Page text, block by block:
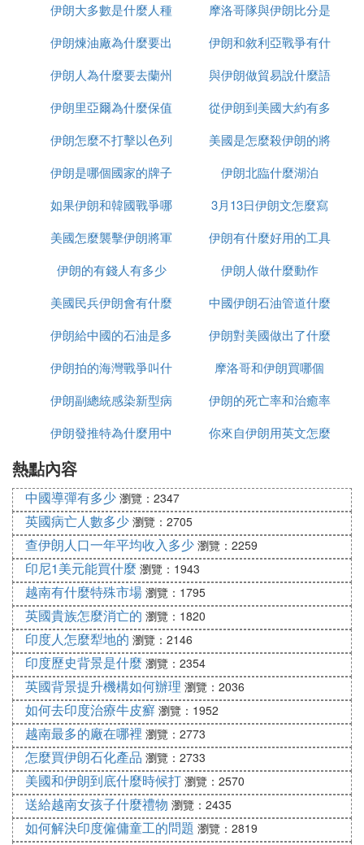
女性遊客：在伊朗，女性遊客必須遵守伊斯蘭穿
著規定，需佩戴頭巾遮住頭發，並穿著長袖衫、
長褲子或長裙，以遮蓋除面部以外的身體部位。
即使在炎熱的天氣里，也不能露出其他肌膚。
短褲或半袖上衣，以免被視為不妥。
二、行為舉止
避免左手遞物：伊朗人忌諱用左手遞交物品，認
為左手是不潔之手。
注意個人衛生：不要隨地吐痰，這在伊朗被認為
是非常沒有修養的行為，甚至可能引發誤會。
於親密的接觸或眼神交流，以免引起不必要的麻
煩。
三、物品攜帶
時若被查出攜帶酒類，將面臨沒收或更嚴厲的處
罰。
保管好個人財物，尤其是護照等重要證件。
四、社交禮儀
避免談論宗教和政治：除非工作需要，否則盡量
避免涉及宗教和政治話題，以免引起不必要的麻
煩。
尊重當地習俗：進入教堂或清真寺時，必須遵守
相關規定，如戴上頭罩等。
五、安全建議
結伴而行：在遠離大城市的地方，建議遊客結伴
而行，以確保安全。
乘坐公共交通注意事項：乘坐公共汽車時，應與
女性坐在一起，或與男友一起坐在靠窗位置。
六、文化體驗
參觀博物館：伊朗的博物館如珍寶博物館等，是
了解伊朗文化和歷史的好去處，遊客應抓住機會
參觀。
欣賞自然風光：如伊斯法罕的三十三孔橋等景
點，是伊朗旅遊的亮點之一，遊客不應錯過。
伊朗大多數是什麼人種
摩洛哥隊與伊朗比分是
多少
伊朗煉油廠為什麼要出
售
伊朗和敘利亞戰爭有什
麼區別
伊朗人為什麼要去蘭州
與伊朗做貿易說什麼語
種
伊朗里亞爾為什麼保值
從伊朗到美國大約有多
少千米
伊朗怎麼不打擊以色列
美國是怎麼殺伊朗的將
軍的
伊朗是哪個國家的牌子
伊朗北臨什麼湖泊
如果伊朗和韓國戰爭哪
個贏
3月13日伊朗文怎麼寫
美國怎麼襲擊伊朗將軍
的
伊朗有什麼好用的工具
伊朗的有錢人有多少
伊朗人做什麼動作
美國民兵伊朗會有什麼
反應
中國伊朗石油管道什麼
時候建完
伊朗給中國的石油是多
少一桶
伊朗對美國做出了什麼
反應
伊朗拍的海灣戰爭叫什
麼名字
摩洛哥和伊朗買哪個
伊朗副總統感染新型病
毒有多少
伊朗的死亡率和治癒率
為什麼都高
伊朗發推特為什麼用中
你來自伊朗用英文怎麼
熱點內容
中國導彈有多少 瀏覽：2347
英國病亡人數多少 瀏覽：2705
查伊朗人口一年平均收入多少 瀏覽：2259
印尼1美元能買什麼 瀏覽：1943
越南有什麼特殊市場 瀏覽：1795
英國貴族怎麼消亡的 瀏覽：1820
印度人怎麼犁地的 瀏覽：2146
印度歷史背景是什麼 瀏覽：2354
英國背景提升機構如何辦理 瀏覽：2036
如何去印度治療牛皮癬 瀏覽：1952
越南最多的廠在哪裡 瀏覽：2773
怎麼買伊朗石化產品 瀏覽：2733
美國和伊朗到底什麼時候打 瀏覽：2570
送給越南女孩子什麼禮物 瀏覽：2435
如何解決印度僱傭童工的問題 瀏覽：2819